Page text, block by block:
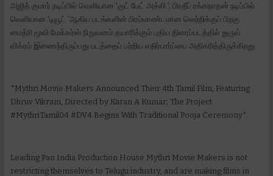
அஜித் குமார் நடிப்பில் வெளியான 'குட் பேட் அக்லி ', பிரதீப் ரங்கநாதன் நடிப்பில்
வெளியான 'டியூட் 'ஆகிய படங்களின் பிரம்மாண்டமான வெற்றிக்குப் பிறகு
மைத்ரி மூவி மேக்கர்ஸ் நிறுவனம் தயாரிக்கும் புதிய திரைப்படத்தில் துருவ்
விக்ரம் இணைந்திருப்பது படத்தைப் பற்றிய எதிர்பார்ப்பை அதிகரித்திருக்கிறது.
*Mythri Movie Makers Announced Their 4th Tamil Film, Featuring
Dhruv Vikram, Directed by Karan A Kumar; The Project
#MythriTamil04 #DV4 Begins With Traditional Pooja Ceremony*
Leading Pan India Production House Mythri Movie Makers is not
restricting themselves to Telugu industry, and are making films in